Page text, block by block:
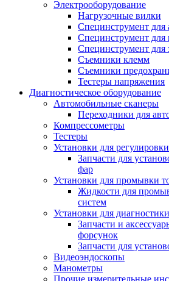
Электрооборудование
Нагрузочные вилки
Специнструмент для
Специнструмент для
Специнструмент для
Съемники клемм
Съемники
Тестеры напряжения
Диагностическое оборудование
Автомобильные сканеры
Переходники для
Компрессометры
Тестеры
Установки для
Запчасти для
фар
Установки для промывки
Жидкости для
систем
Установки для
Запчасти и
форсунок
Запчасти для
Видеоэндоскопы
Манометры
Прочие измерительные